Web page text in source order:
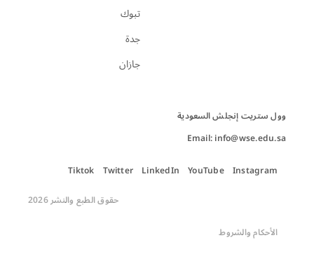
تبوك
جدة
جازان
وول ستريت إنجلش السعودية
Email: info@wse.edu.sa
Instagram
YouTube
LinkedIn
Twitter
Tiktok
حقوق الطبع والنشر 2026
الأحكام والشروط